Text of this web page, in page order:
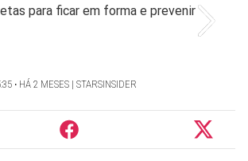
‧ HÁ 2 MESES | STARSINSIDER